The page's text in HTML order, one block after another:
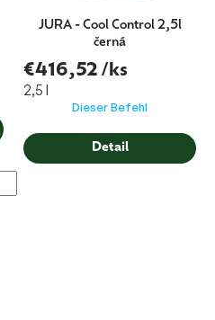
JURA - Cool Control 2,5l
černá
€416,52 /ks
2,5 l
Dieser Befehl
Detail